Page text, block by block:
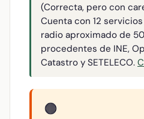
(Correcta, pero con
Cuenta con 12
radio aproximado de
procedentes de INE,
Catastro y SETELECO.
🟠